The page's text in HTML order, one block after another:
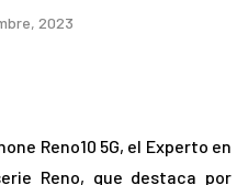
2023
Reno10 5G, el Experto en
Reno, que destaca por